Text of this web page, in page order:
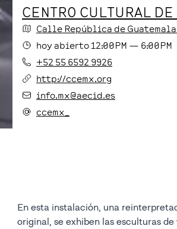
CENTRO CULTURAL
Calle República de Guatemala
hoyabierto 12:00PM — 6:00PM
+52 55 6592 9926
http://ccemx.org
info.mx@aecid.es
ccemx_
En esta instalación, una
original, se exhiben las esculturas